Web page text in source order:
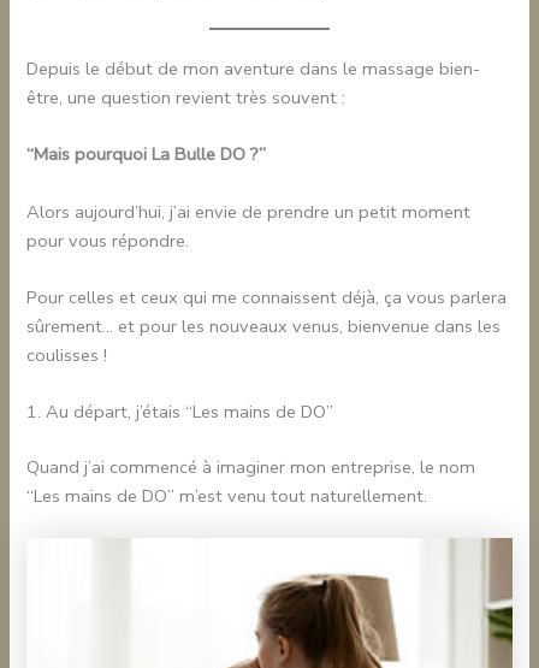
Depuis le début de mon aventure dans le massage bien-
être, une question revient très souvent :
“Mais pourquoi La Bulle DO ?”
Alors aujourd’hui, j’ai envie de prendre un petit moment
pour vous répondre.
Pour celles et ceux qui me connaissent déjà, ça vous parlera
sûrement… et pour les nouveaux venus, bienvenue dans les
coulisses !
1. Au départ, j’étais “Les mains de DO”
Quand j’ai commencé à imaginer mon entreprise, le nom
“Les mains de DO” m’est venu tout naturellement.